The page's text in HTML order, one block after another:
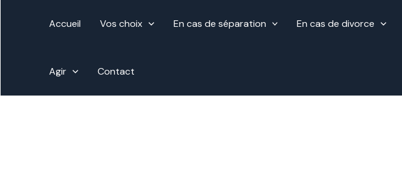
Accueil Vos choix En cas de séparation En cas de divorce
Agir Contact